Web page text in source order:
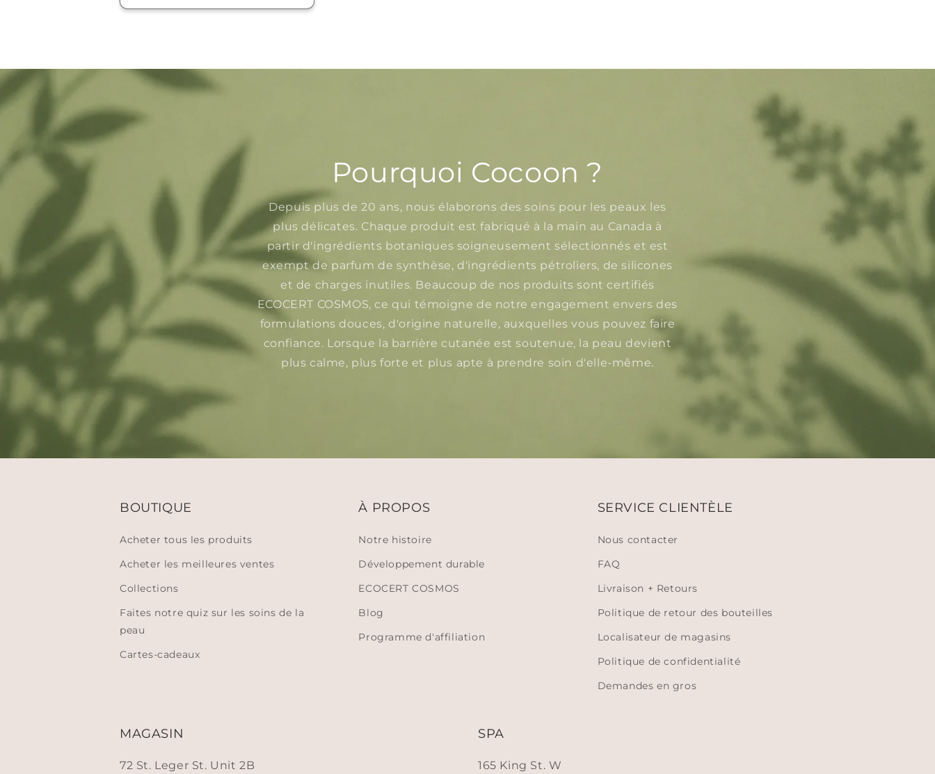
Pourquoi Cocoon ?
Depuis plus de 20 ans, nous élaborons des soins pour les peaux les
plus délicates. Chaque produit est fabriqué à la main au Canada à
partir d'ingrédients botaniques soigneusement sélectionnés et est
exempt de parfum de synthèse, d'ingrédients pétroliers, de silicones
et de charges inutiles. Beaucoup de nos produits sont certifiés
ECOCERT COSMOS, ce qui témoigne de notre engagement envers des
formulations douces, d'origine naturelle, auxquelles vous pouvez faire
confiance. Lorsque la barrière cutanée est soutenue, la peau devient
plus calme, plus forte et plus apte à prendre soin d'elle-même.
BOUTIQUE
Acheter tous les produits
Acheter les meilleures ventes
Collections
Faites notre quiz sur les soins de la
peau
Cartes-cadeaux
À PROPOS
Notre histoire
Développement durable
ECOCERT COSMOS
Blog
Programme d'affiliation
SERVICE CLIENTÈLE
Nous contacter
FAQ
Livraison + Retours
Politique de retour des bouteilles
Localisateur de magasins
Politique de confidentialité
Demandes en gros
MAGASIN
72 St. Leger St. Unit 2B
SPA
165 King St. W